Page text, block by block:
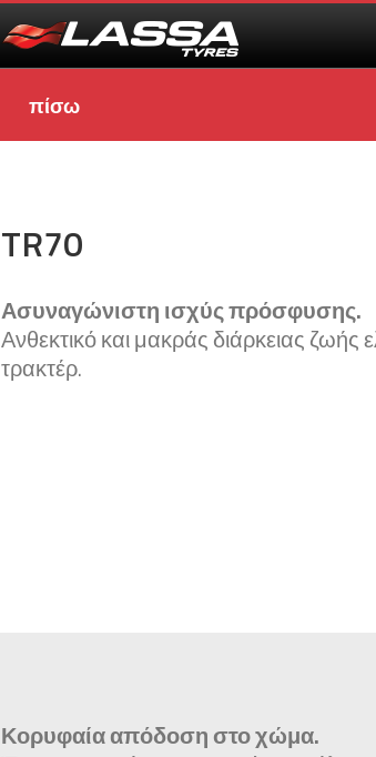
πίσω
TR70
Ασυναγώνιστη ισχύς πρόσφυσης.
Ανθεκτικό και μακράς διάρκειας ζωής
τρακτέρ.
Κορυφαία απόδοση στο χώμα.